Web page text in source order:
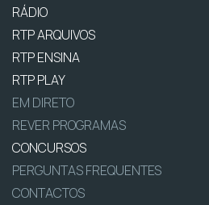
RÁDIO
RTP ARQUIVOS
RTP ENSINA
RTP PLAY
EM DIRETO
REVER PROGRAMAS
CONCURSOS
PERGUNTAS FREQUENTES
CONTACTOS